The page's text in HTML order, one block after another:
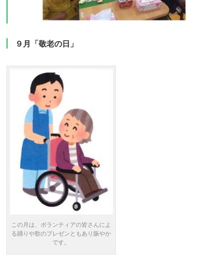
９月「敬老の日」
この月は、ボランティアの皆さんによ
る踊りや歌のプレゼンともあり賑やか
です。